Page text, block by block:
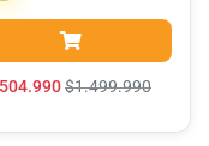
504.990$1.499.990